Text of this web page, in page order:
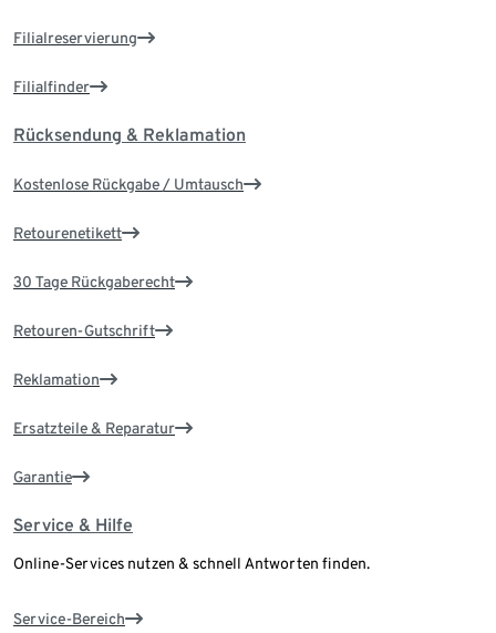
Filialreservierung
Filialfinder
Rücksendung & Reklamation
Kostenlose Rückgabe / Umtausch
Retourenetikett
30 Tage Rückgaberecht
Retouren-Gutschrift
Reklamation
Ersatzteile & Reparatur
Garantie
Service & Hilfe
Online-Services nutzen & schnell Antworten finden.
Service-Bereich